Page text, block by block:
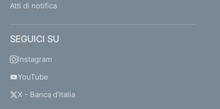
Atti di notifica
SEGUICI SU
Instagram
YouTube
X - Banca d’Italia